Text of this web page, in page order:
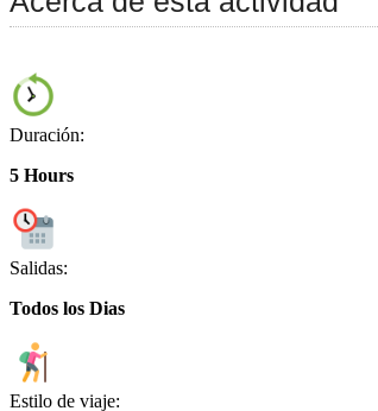
Duración:
5 Hours
Salidas:
Todos los Dias
Estilo de viaje: